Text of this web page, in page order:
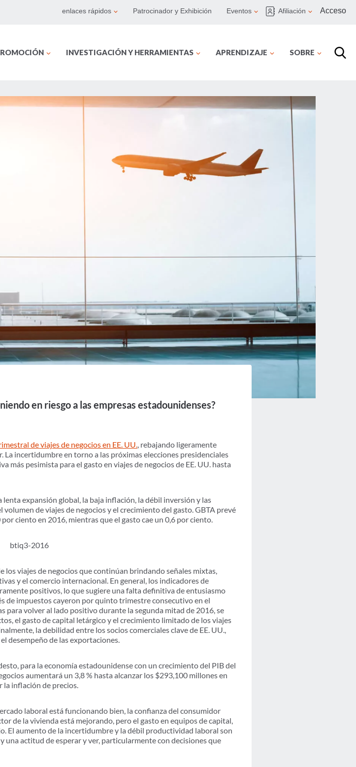
enlaces rápidos Patrocinador y Exhibición Eventos Afiliación Acceso
INVESTIGACIÓN Y HERRAMIENTAS APRENDIZAJE SOBRE
en riesgo a las empresas estadounidenses?
de viajes de negocios en EE. UU., rebajando ligeramente
incertidumbre en torno a las próximas elecciones presidenciales
más pesimista para el gasto en viajes de negocios de EE. UU. hasta
expansión global, la baja inflación, la débil inversión y las
de viajes de negocios y el crecimiento del gasto. GBTA prevé
ciento en 2016, mientras que el gasto cae un 0,6 por ciento.
viajes de negocios que continúan brindando señales mixtas,
y el comercio internacional. En general, los indicadores de
positivos, lo que sugiere una falta definitiva de entusiasmo
de impuestos cayeron por quinto trimestre consecutivo en el
para volver al lado positivo durante la segunda mitad de 2016, se
el gasto de capital letárgico y el crecimiento limitado de los viajes
la debilidad entre los socios comerciales clave de EE. UU.,
desempeño de las exportaciones.
para la economía estadounidense con un crecimiento del PIB del
aumentará un 3,8 % hasta alcanzar los $293,100 millones en
la inflación de precios.
laboral está funcionando bien, la confianza del consumidor
de la vivienda está mejorando, pero el gasto en equipos de capital,
El aumento de la incertidumbre y la débil productividad laboral son
una actitud de esperar y ver, particularmente con decisiones que